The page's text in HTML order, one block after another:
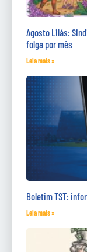
Agosto Lilás:
folga por mês
Leia mais »
Boletim TST:
Leia mais »